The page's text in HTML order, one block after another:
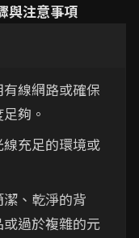
與注意事項
線網路或確保
夠。
線充足的環境或
潔、乾淨的背
過於複雜的元